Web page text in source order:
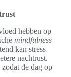
hebben op
mindfulness
kan stress
nachtrust.
zodat de dag op